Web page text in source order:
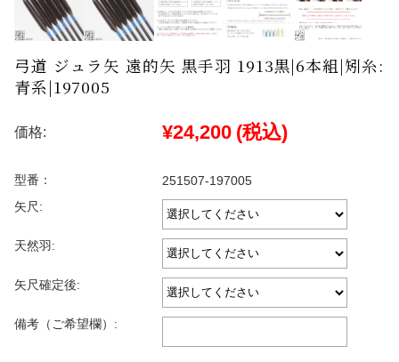
弓道 ジュラ矢 遠的矢 黒手羽 1913黒|6本組|矧糸:
青系|197005
価格: ¥24,200 (税込)
型番：
251507-197005
矢尺:
天然羽:
矢尺確定後:
備考（ご希望欄）: